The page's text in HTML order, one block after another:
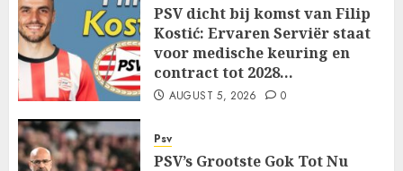
PSV dicht bij komst van Filip
Kostić: Ervaren Serviër staat
voor medische keuring en
contract tot 2028…
AUGUST 5, 2026 0
Psv
PSV’s Grootste Gok Tot Nu